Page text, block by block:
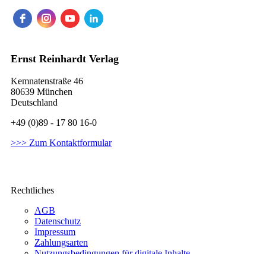
Ernst Reinhardt Verlag
Kemnatenstraße 46
80639 München
Deutschland
+49 (0)89 - 17 80 16-0
>>> Zum Kontaktformular
Rechtliches
AGB
Datenschutz
Impressum
Zahlungsarten